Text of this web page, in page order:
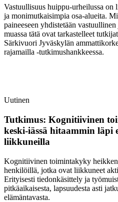
Vastuullisuus huippu-urheilussa
ja monimutkaisimpia osa-alueita.
paineeseen yhdistetään
muassa tätä ovat tarkastelleet
Särkivuori Jyväskylän
rajamailla -tutkimushankkeessa.
Uutinen
Tutkimus: Kognitiivinen
keski-iässä hitaammin läpi
liikkuneilla
Kognitiivinen toimintakyky
henkilöillä, jotka ovat liikkuneet
Erityisesti tiedonkäsittely ja
pitkäaikaisesta, lapsuudesta asti
elämäntavasta.